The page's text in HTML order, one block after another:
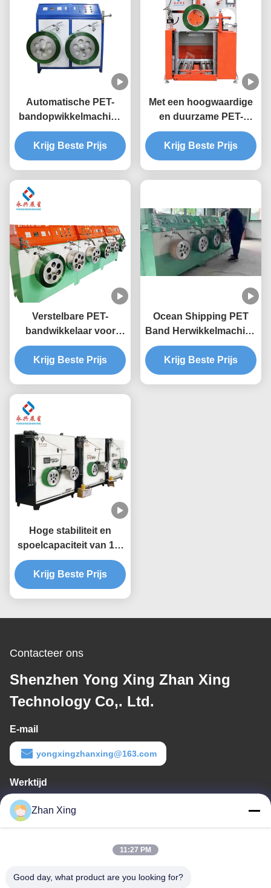
Automatische PET-
bandopwikkelmachine
met hoge stabiliteit en
dubbel station voor
industrieel gebruik
Krijg Beste Prijs
Met een hoogwaardige
en duurzame PET-
bandwinder kunnen
PET-bandjes
moeiteloos worden
Krijg Beste Prijs
Verstelbare PET-
bandwikkelaar voor
hoge stabiliteit en
binnendiameterbereik
tot 400 mm
Krijg Beste Prijs
Ocean Shipping PET
Band Herwikkelmachine
9-32mm Breedtebereik
voor Zwaar Belast
Verpakken
Krijg Beste Prijs
Hoge stabiliteit en
spoelcapaciteit van 10-
70 kg PET-bandwinder
voor oceaanvaart op
zijn best
Krijg Beste Prijs
Contacteer ons
Shenzhen Yong Xing Zhan Xing
Technology Co,. Ltd.
E-mail
yongxingzhanxing@163.com
Werktijd
8:00-20:00
Ons adres
de bijlage bij Verordening (EG) nr. 1225/2009 vermelde
Zhan Xing
11:27 PM
Good day, what product are you looking for?